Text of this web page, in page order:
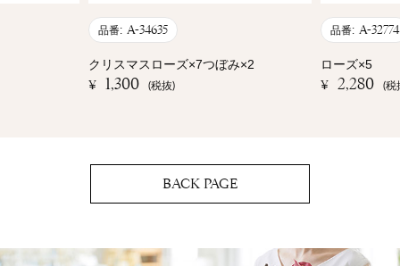
品番: A-34635
クリスマスローズ×7つぼみ×2
¥ 1,300 (税抜)
品番: A-32774
ローズ×5
¥ 2,280 (税
BACK PAGE